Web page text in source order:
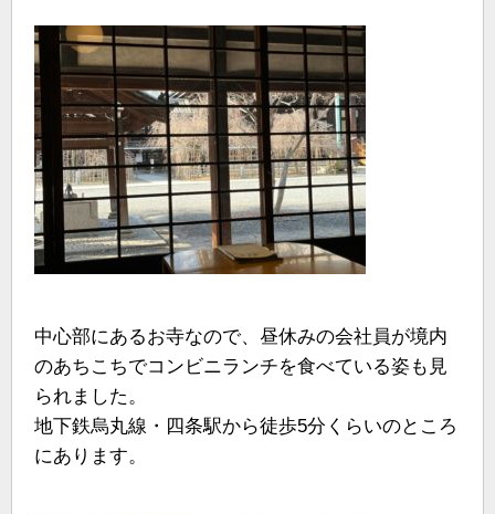
中心部にあるお寺なので、昼休みの会社員が境内
のあちこちでコンビニランチを食べている姿も見
られました。
地下鉄烏丸線・四条駅から徒歩5分くらいのところ
にあります。